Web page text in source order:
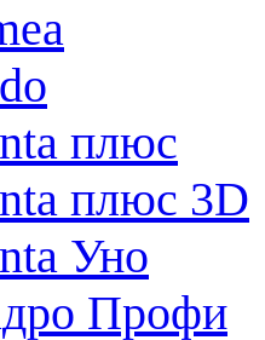
плюс
плюс 3D
Уно
Профи